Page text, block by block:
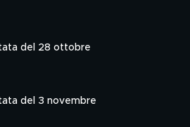
del 28 ottobre
del 3 novembre